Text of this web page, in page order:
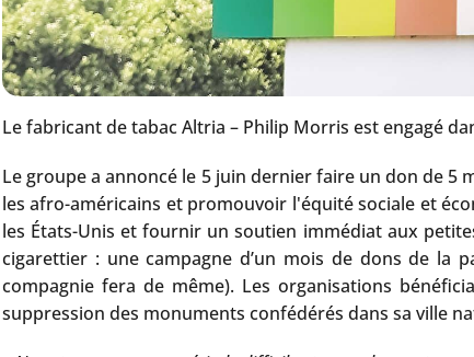
Le fabricant de tabac Altria – Philip Morris est engagé
Le groupe a annoncé le 5 juin dernier faire un don de
les afro-américains et promouvoir l'équité sociale et
les États-Unis et fournir un soutien immédiat aux
cigarettier : une campagne d’un mois de dons de la
compagnie fera de même). Les organisations
suppression des monuments confédérés dans sa ville